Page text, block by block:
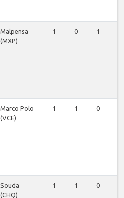
Malpensa
(MXP)
1 0 1
Marco Polo
(VCE)
1 1 0
Souda
(CHQ)
1 1 0